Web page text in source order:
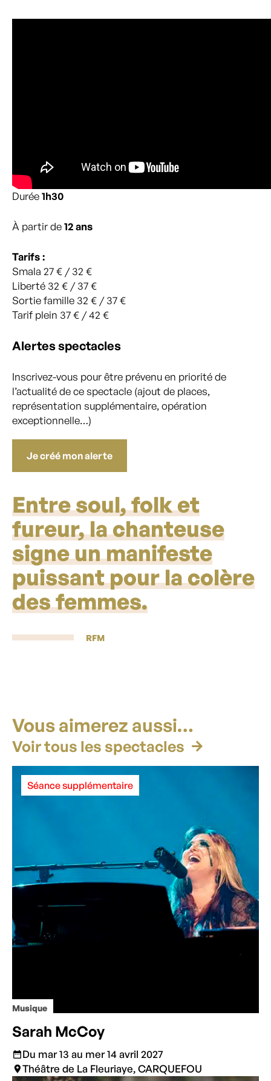
Durée1h30
À partir de12 ans
Tarifs :
Smala 27 € / 32 €
Liberté 32 € / 37 €
Sortie famille 32 € / 37 €
Tarif plein 37 € / 42 €
Alertes spectacles
Inscrivez-vous pour être prévenu en priorité de
l’actualité de ce spectacle (ajout de places,
représentation supplémentaire, opération
exceptionnelle…)
Je créé mon alerte
Entre soul, folk et
fureur, la chanteuse
signe un manifeste
puissant pour la colère
des femmes.
RFM
Vous aimerez aussi…
Voir tous les spectacles
Musique
Séance supplémentaire
Sarah McCoy
Du mar 13 au mer 14 avril 2027
Théâtre de La Fleuriaye, CARQUEFOU